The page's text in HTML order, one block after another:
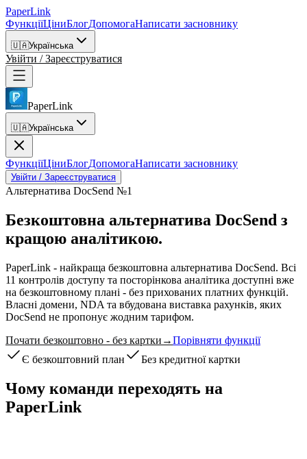
PaperLink
ФункціїЦіниБлогДопомогаНаписати засновнику
🇺🇦Українська
Увійти / Зареєструватися
PaperLink
🇺🇦Українська
ФункціїЦіниБлогДопомогаНаписати засновнику
Увійти / Зареєструватися
Альтернатива DocSend №1
Безкоштовна альтернатива DocSend з
кращою аналітикою.
PaperLink - найкраща безкоштовна альтернатива DocSend. Всі
11 контролів доступу та посторінкова аналітика доступні вже
на безкоштовному плані - без прихованих платних функцій.
Власні домени, NDA та вбудована виставка рахунків, яких
DocSend не пропонує жодним тарифом.
Почати безкоштовно - без картки →Порівняти функції
Є безкоштовний план
Без кредитної картки
Чому команди переходять на
PaperLink